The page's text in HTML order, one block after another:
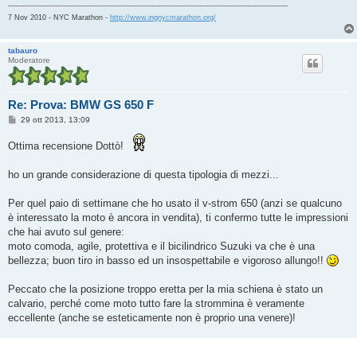
---------------------------------------------------------------------------------------------------------------------
7 Nov 2010 - NYC Marathon - http://www.ingnycmarathon.org/
tabauro
Moderatore
Re: Prova: BMW GS 650 F
M
s
g
29 ott 2013, 13:09
Ottima recensione Dottò!
ho un grande considerazione di questa tipologia di mezzi...
Per quel paio di settimane che ho usato il v-strom 650 (anzi se qualcuno
è interessato la moto è ancora in vendita), ti confermo tutte le impressioni
che hai avuto sul genere:
moto comoda, agile, protettiva e il bicilindrico Suzuki va che è una
bellezza; buon tiro in basso ed un insospettabile e vigoroso allungo!!
Peccato che la posizione troppo eretta per la mia schiena è stato un
calvario, perché come moto tutto fare la strommina è veramente
eccellente (anche se esteticamente non è proprio una venere)!